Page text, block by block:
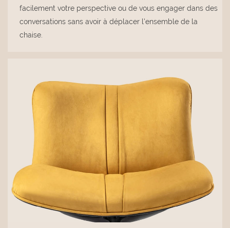
facilement votre perspective ou de vous engager dans des
conversations sans avoir à déplacer l'ensemble de la
chaise.